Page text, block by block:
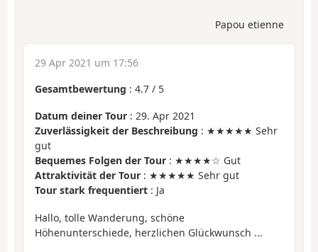
Papou etienne
29 Apr 2021 um 17:56
Gesamtbewertung : 4.7 / 5
Datum deiner Tour : 29. Apr 2021
Zuverlässigkeit der Beschreibung : ★★★★★ Sehr
gut
Bequemes Folgen der Tour : ★★★★☆ Gut
Attraktivität der Tour : ★★★★★ Sehr gut
Tour stark frequentiert : Ja
Hallo, tolle Wanderung, schöne
Höhenunterschiede, herzlichen Glückwunsch ...